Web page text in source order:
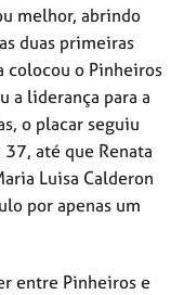
melhor, abrindo
duas primeiras
colocou o Pinheiros
a liderança para a
o placar seguiu
até que Renata
Luisa Calderon
por apenas um
entre Pinheiros e